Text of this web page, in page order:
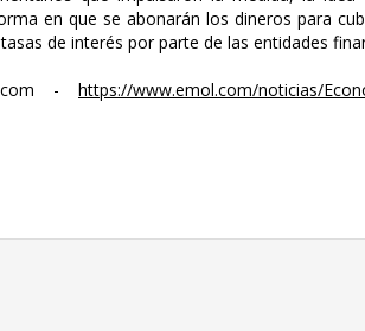
en que se abonarán los dineros para
de interés por parte de las entidades
- https://www.emol.com/noticias/